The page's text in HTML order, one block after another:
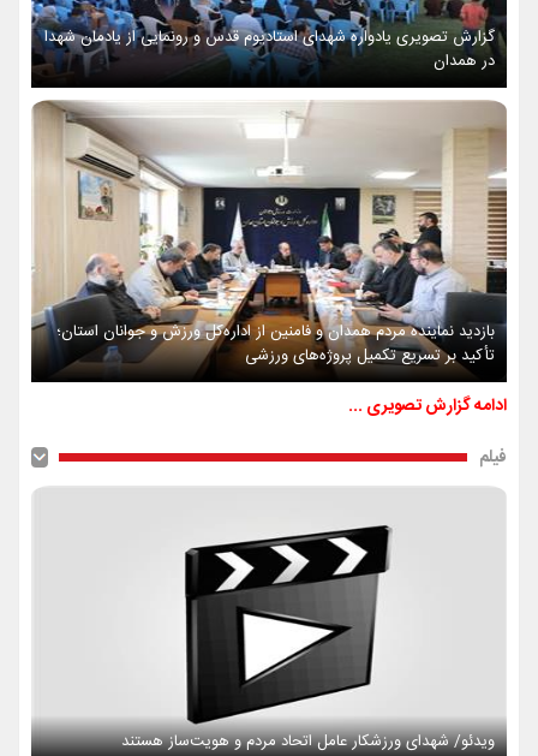
گزارش تصویری یادواره شهدای استادیوم قدس و رونمایی از یادمان شهدا
در همدان
بازدید نماینده مردم همدان و فامنین از اداره‌کل ورزش و جوانان استان؛
تأکید بر تسریع تکمیل پروژه‌های ورزشی
ادامه گزارش تصویری ...
فیلم
ویدئو/ شهدای ورزشکار عامل اتحاد مردم و هویت‌ساز هستند